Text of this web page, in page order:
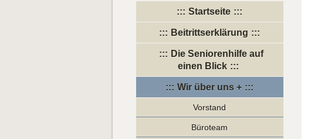
Startseite
Beitrittserklärung
Die Seniorenhilfe auf
einen Blick
Wir über uns +
Vorstand
Büroteam